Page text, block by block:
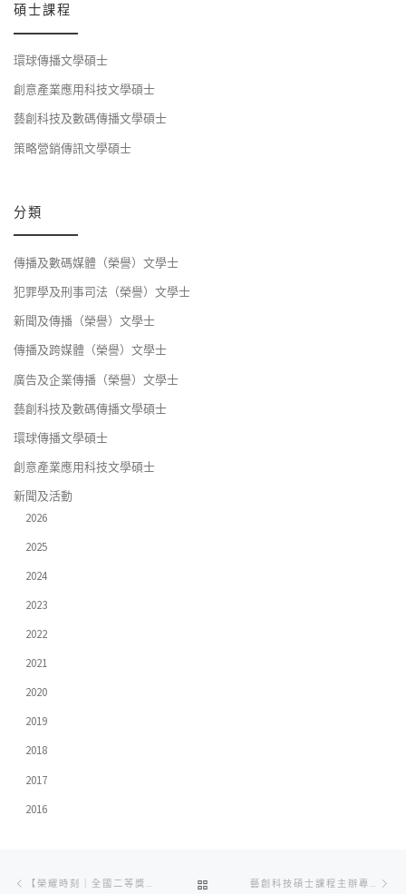
碩士課程
環球傳播文學碩士
創意產業應用科技文學碩士
藝創科技及數碼傳播文學碩士
策略營銷傳訊文學碩士
分類
傳播及數碼媒體（榮譽）文學士
犯罪學及刑事司法（榮譽）文學士
新聞及傳播（榮譽）文學士
傳播及跨媒體（榮譽）文學士
廣告及企業傳播（榮譽）文學士
藝創科技及數碼傳播文學碩士
環球傳播文學碩士
創意產業應用科技文學碩士
新聞及活動
2026
2025
2024
2023
2022
2021
2020
2019
2018
2017
2016
Post
Previous